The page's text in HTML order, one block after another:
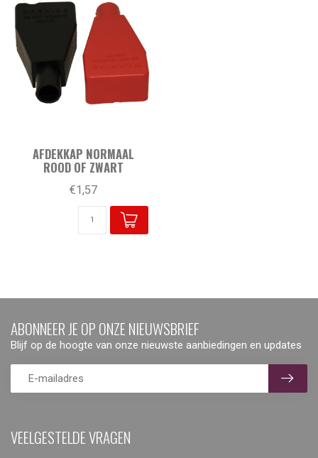
AFDEKKAP NORMAAL
ROOD OF ZWART
€1,57
VEELGESTELDE VRAGEN
ABONNEER JE OP ONZE NIEUWSBRIEF
Blijf op de hoogte van onze nieuwste aanbiedingen en updates